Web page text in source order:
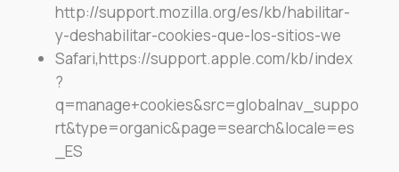
http://support.mozilla.org/es/kb/habilitar-
y-deshabilitar-cookies-que-los-sitios-we
Safari,https://support.apple.com/kb/index
?
q=manage+cookies&src=globalnav_suppo
rt&type=organic&page=search&locale=es
_ES